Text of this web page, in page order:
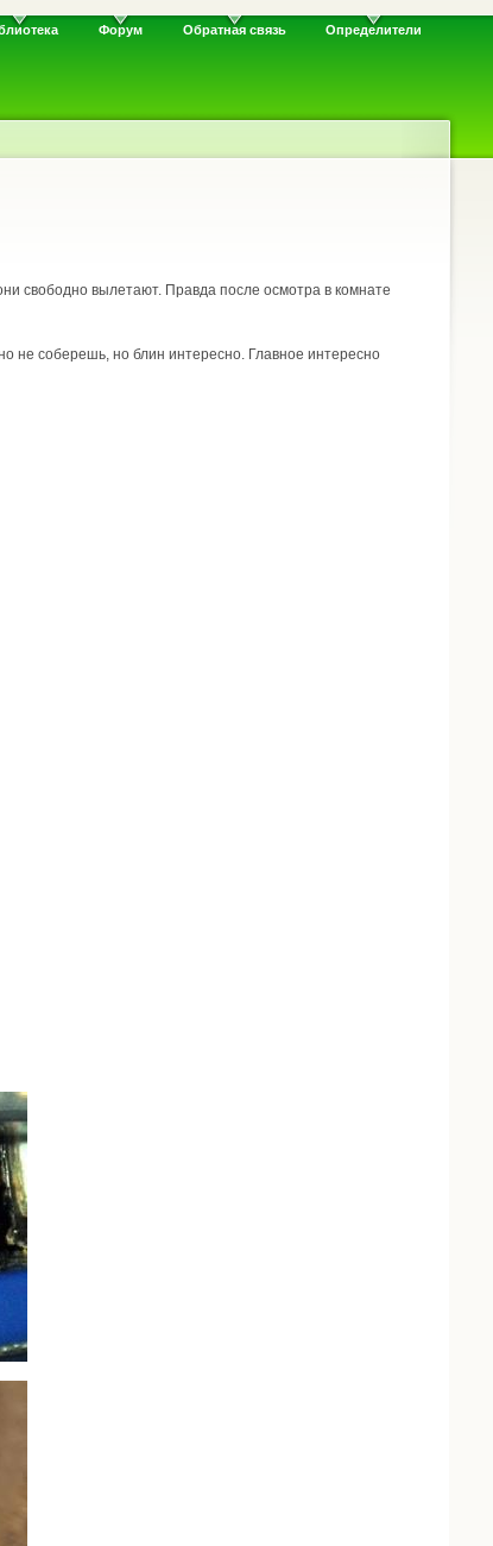
Форум Обратная связь Определители
свободно вылетают. Правда после осмотра в комнате
не соберешь, но блин интересно. Главное интересно